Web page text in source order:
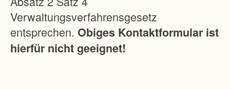
Verwaltungsverfahrensgesetz
entsprechen. Obiges Kontaktformular ist
hierfür nicht geeignet!